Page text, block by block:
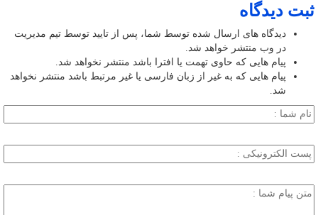
ثبت دیدگاه
دیدگاه های ارسال شده توسط شما، پس از تایید توسط تیم مدیریت
در وب منتشر خواهد شد.
پیام هایی که حاوی تهمت یا افترا باشد منتشر نخواهد شد.
پیام هایی که به غیر از زبان فارسی یا غیر مرتبط باشد منتشر نخواهد
شد.